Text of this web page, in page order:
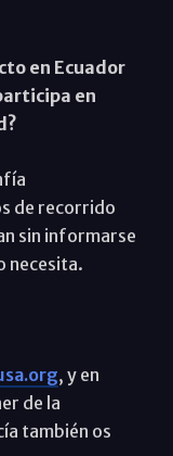
en Ecuador
en
de recorrido
sin informarse
necesita.
, y en
de la
también os